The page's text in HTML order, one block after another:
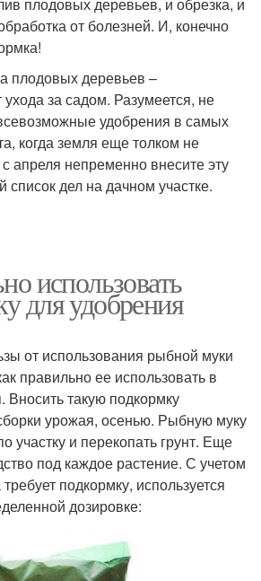
от болезней. И, конечно
плодовых деревьев –
за садом. Разумеется, не
удобрения в самых
когда земля еще толком не
апреля непременно внесите эту
дел на дачном участке.
использовать
для удобрения
от использования рыбной муки
правильно ее использовать в
Вносить такую подкормку
урожая, осенью. Рыбную муку
участку и перекопать грунт. Еще
под каждое растение. С учетом
требует подкормку, используется
дозировке: